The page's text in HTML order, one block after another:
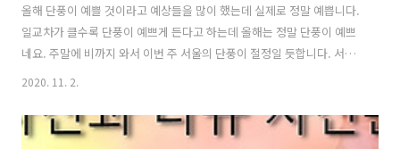
올해 단풍이 예쁠 것이라고 예상들을 많이 했는데 실제로 정말 예쁩니다.
일교차가 클수록 단풍이 예쁘게 든다고 하는데 올해는 정말 단풍이 예쁘
네요. 주말에 비까지 와서 이번 주 서울의 단풍이 절정일 듯합니다. 서울
에서 단풍 곱게 물든 모습을 볼 수 있는 곳이 4대 고궁입니다. 이 중에서
고 있었습니다. 미러리스나 DSLR로 담는 분들도 많지만 스마트폰으로
담는 분들이 참 많더라고요. 그래서 스마트폰으로 단풍 사진 예쁘게 담은
2020. 11. 2.